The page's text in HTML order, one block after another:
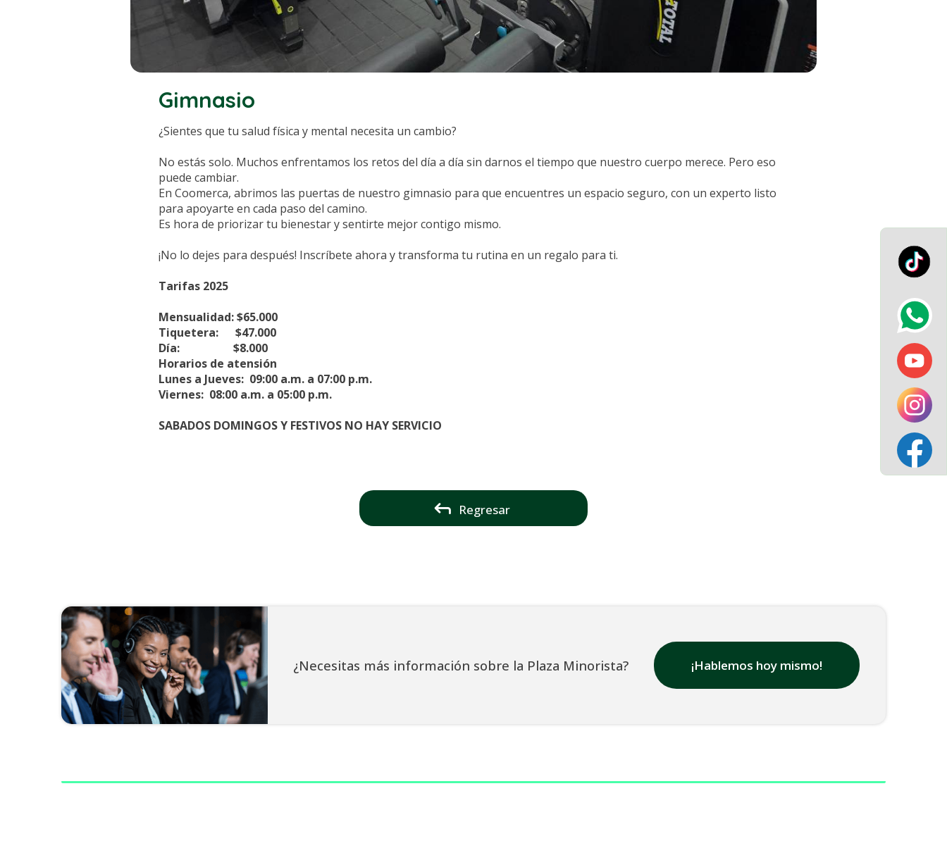
Gimnasio
¿Sientes que tu salud física y mental necesita un cambio?
No estás solo. Muchos enfrentamos los retos del día a día sin darnos el tiempo que nuestro cuerpo merece. Pero eso
puede cambiar.
En Coomerca, abrimos las puertas de nuestro gimnasio para que encuentres un espacio seguro, con un experto listo
para apoyarte en cada paso del camino.
Es hora de priorizar tu bienestar y sentirte mejor contigo mismo.
¡No lo dejes para después! Inscríbete ahora y transforma tu rutina en un regalo para ti.
Tarifas 2025
Mensualidad: $65.000
Tiquetera: $47.000
Día: $8.000
Horarios de atensión
Lunes a Jueves: 09:00 a.m. a 07:00 p.m.
Viernes: 08:00 a.m. a 05:00 p.m.
SABADOS DOMINGOS Y FESTIVOS NO HAY SERVICIO
Regresar
¿Necesitas más información sobre la Plaza Minorista? ¡Hablemos hoy mismo!